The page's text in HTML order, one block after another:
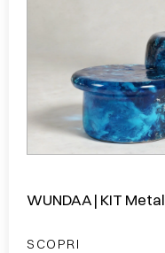
WUNDAA | KIT Metal
SCOPRI